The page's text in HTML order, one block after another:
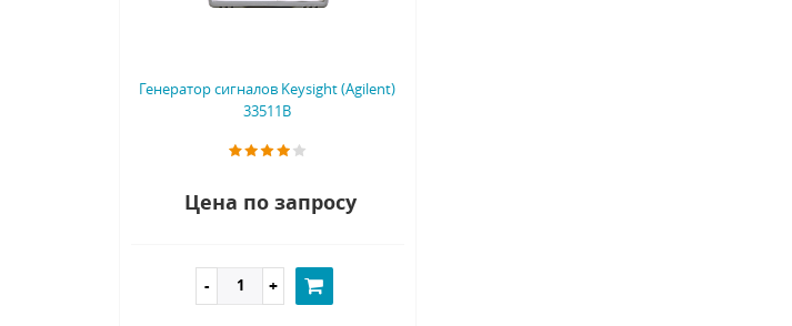
Генератор сигналов Keysight (Agilent)
33511B
Цена по запросу